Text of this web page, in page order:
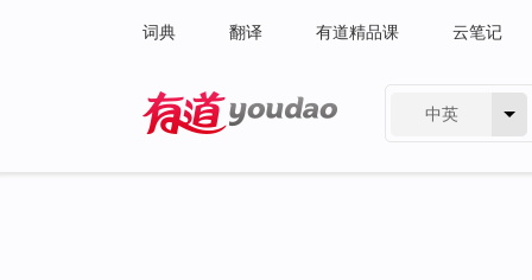
词典 翻译 有道精品课 云笔记
中英